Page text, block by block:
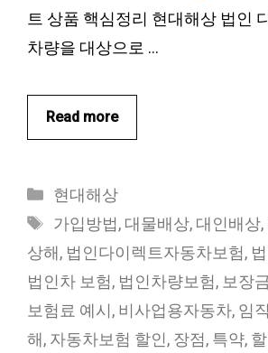
트 상품 핵심정리 현대해상 법인
차량을 대상으로 …
Read more
카
테
리
현대해상
태
그
가입방법, 대물배상, 대인배상,
상해, 법인다이렉트자동차보험,
법인차 보험, 법인차량보험, 보장
보험료 예시, 비사업용자동차, 임
해, 자동차보험 할인, 장점, 특약,